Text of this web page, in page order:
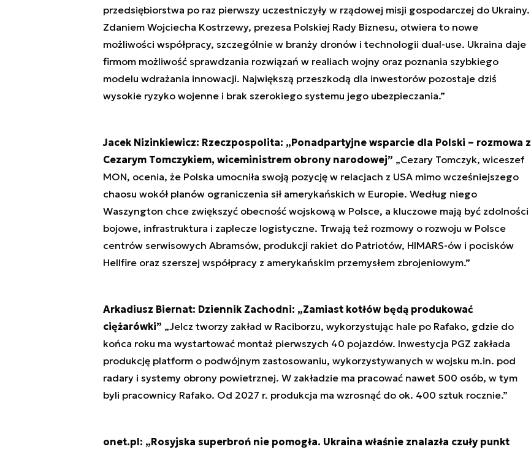
przedsiębiorstwa po raz pierwszy uczestniczyły w rządowej misji gospodarczej do Ukrainy.
Zdaniem Wojciecha Kostrzewy, prezesa Polskiej Rady Biznesu, otwiera to nowe
możliwości współpracy, szczególnie w branży dronów i technologii dual-use. Ukraina daje
firmom możliwość sprawdzania rozwiązań w realiach wojny oraz poznania szybkiego
modelu wdrażania innowacji. Największą przeszkodą dla inwestorów pozostaje dziś
wysokie ryzyko wojenne i brak szerokiego systemu jego ubezpieczania.”
Jacek Nizinkiewicz: Rzeczpospolita: „Ponadpartyjne wsparcie dla Polski – rozmowa z
Cezarym Tomczykiem, wiceministrem obrony narodowej” „Cezary Tomczyk, wiceszef
MON, ocenia, że Polska umocniła swoją pozycję w relacjach z USA mimo wcześniejszego
chaosu wokół planów ograniczenia sił amerykańskich w Europie. Według niego
Waszyngton chce zwiększyć obecność wojskową w Polsce, a kluczowe mają być zdolności
bojowe, infrastruktura i zaplecze logistyczne. Trwają też rozmowy o rozwoju w Polsce
centrów serwisowych Abramsów, produkcji rakiet do Patriotów, HIMARS-ów i pocisków
Hellfire oraz szerszej współpracy z amerykańskim przemysłem zbrojeniowym.”
Arkadiusz Biernat: Dziennik Zachodni: „Zamiast kotłów będą produkować
ciężarówki” „Jelcz tworzy zakład w Raciborzu, wykorzystując hale po Rafako, gdzie do
końca roku ma wystartować montaż pierwszych 40 pojazdów. Inwestycja PGZ zakłada
produkcję platform o podwójnym zastosowaniu, wykorzystywanych w wojsku m.in. pod
radary i systemy obrony powietrznej. W zakładzie ma pracować nawet 500 osób, w tym
byli pracownicy Rafako. Od 2027 r. produkcja ma wzrosnąć do ok. 400 sztuk rocznie.”
onet.pl: „Rosyjska superbroń nie pomogła. Ukraina właśnie znalazła czuły punkt